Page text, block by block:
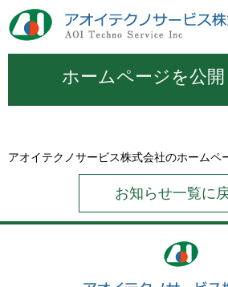
ホームページを公
アオイテクノサービス株式会社のホームペ
お知らせ一覧に